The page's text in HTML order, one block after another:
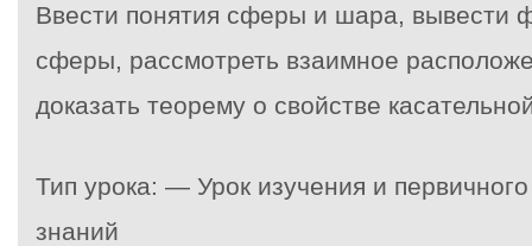
Ввести понятия сферы и шара, вывести
сферы, рассмотреть взаимное
доказать теорему о свойстве
Тип урока: — Урок изучения и
знаний